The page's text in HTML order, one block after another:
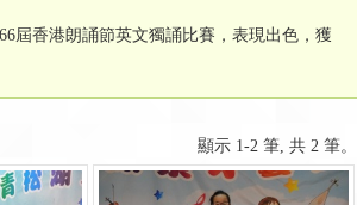
屆香港朗誦節英文獨誦比賽，表現出色，獲
顯示 1-2 筆, 共 2 筆。